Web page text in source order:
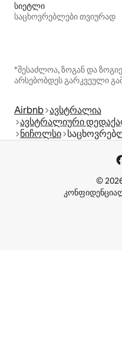
სიეტლი
საცხოვრებლები თვიურად
*შესაძლოა, ზოგან და
არსებობდეს გარკვეული
Airbnb ავსტრალია
ავსტრალიური
ნიჩოლსი
©